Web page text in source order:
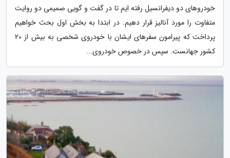
خودروهای دو دیفرانسیل رفته ایم تا در گفت و گویی صمیمی دو روایت
متفاوت را مورد آنالیز قرار دهیم. در ابتدا به بخش اول بحث خواهیم
پرداخت که پیرامون سفرهای ایشان با خودروی شخصی به بیش از 20
کشور جهانست. سپس در خصوص خودروی...